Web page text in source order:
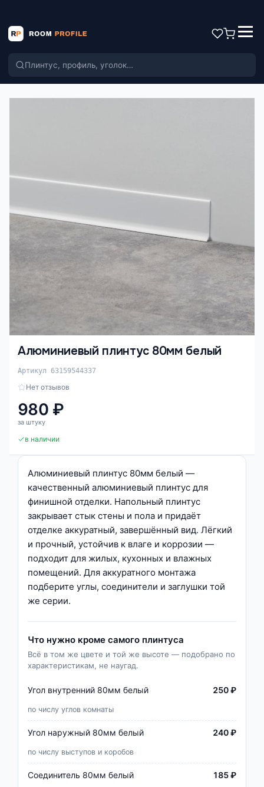
Поиск по каталогу
Алюминиевый плинтус 80мм белый
Артикул 63159544337
Нет отзывов
980 ₽
за штуку
в наличии
Алюминиевый плинтус 80мм белый —
качественный алюминиевый плинтус для
финишной отделки. Напольный плинтус
закрывает стык стены и пола и придаёт
отделке аккуратный, завершённый вид. Лёгкий
и прочный, устойчив к влаге и коррозии —
подходит для жилых, кухонных и влажных
помещений. Для аккуратного монтажа
подберите углы, соединители и заглушки той
же серии.
Что нужно кроме самого плинтуса
Всё в том же цвете и той же высоте — подобрано по
характеристикам, не наугад.
Угол внутренний 80мм белый
по числу углов комнаты
250 ₽
Угол наружный 80мм белый
по числу выступов и коробов
240 ₽
Соединитель 80мм белый 185 ₽